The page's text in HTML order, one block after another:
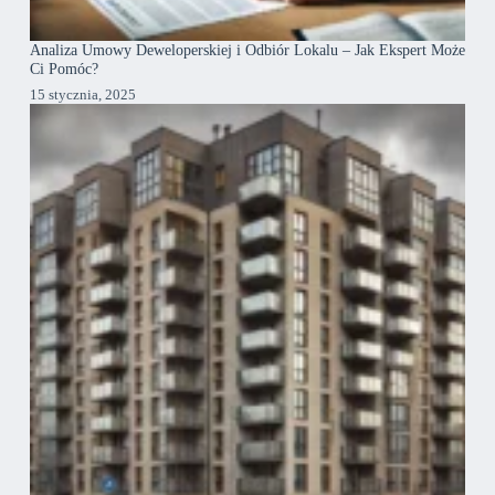
Analiza Umowy Deweloperskiej i Odbiór Lokalu – Jak Ekspert Może
Ci Pomóc?
15 stycznia, 2025